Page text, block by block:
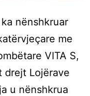
nënshkruar
me
VITA S,
drejt Lojërave
u nënshkrua